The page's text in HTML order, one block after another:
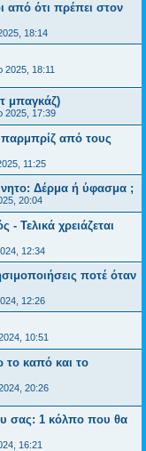
από ότι πρέπει στον
18:14
2025, 18:11
μπαγκάζ)
2025, 17:39
παρμπρίζ από τους
11:25
Δέρμα ή ύφασμα ;
20:04
Τελικά χρειάζεται
12:34
ποτέ όταν
12:26
10:51
το καπό και το
20:26
σας: 1 κόλπο που θα
16:21